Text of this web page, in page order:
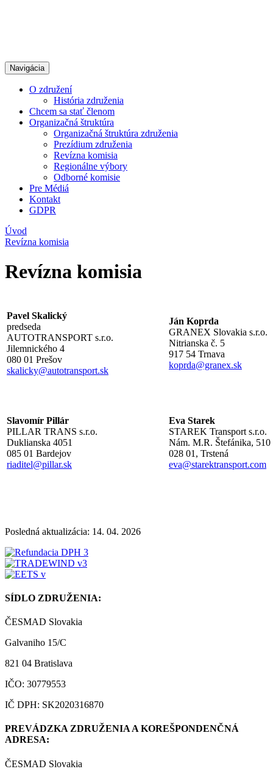
Navigácia
O združení
História združenia
Chcem sa stať členom
Organizačná štruktúra
Organizačná štruktúra združenia
Prezídium združenia
Revízna komisia
Regionálne výbory
Odborné komisie
Pre Médiá
Kontakt
GDPR
Úvod
Revízna komisia
Revízna komisia
Pavel Skalický
predseda
AUTOTRANSPORT s.r.o.
Jilemnického 4
080 01 Prešov
skalicky@autotransport.sk
Ján Koprda
GRANEX Slovakia s.r.o.
Nitrianska č. 5
917 54 Trnava
koprda@granex.sk
Slavomír Pillár
PILLAR TRANS s.r.o.
Duklianska 4051
085 01 Bardejov
riaditel@pillar.sk
Eva Starek
STAREK Transport s.r.o.
Nám. M.R. Štefánika, 510
028 01, Trstená
eva@starektransport.com
Posledná aktualizácia: 14. 04. 2026
SÍDLO ZDRUŽENIA:
ČESMAD Slovakia
Galvaniho 15/C
821 04 Bratislava
IČO: 30779553
IČ DPH: SK2020316870
PREVÁDZKA ZDRUŽENIA A KOREŠPONDENČNÁ
ADRESA:
ČESMAD Slovakia